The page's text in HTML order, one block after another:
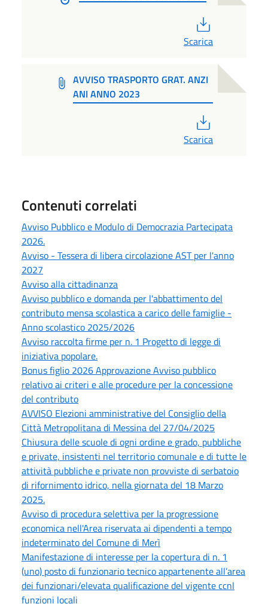
Scarica
AVVISO TRASPORTO GRAT. ANZI
ANI ANNO 2023
Scarica
Contenuti correlati
Avviso Pubblico e Modulo di Democrazia Partecipata
2026.
Avviso - Tessera di libera circolazione AST per l'anno
2027
Avviso alla cittadinanza
Avviso pubblico e domanda per l'abbattimento del
contributo mensa scolastica a carico delle famiglie -
Anno scolastico 2025/2026
Avviso raccolta firme per n. 1 Progetto di legge di
iniziativa popolare.
Bonus figlio 2026 Approvazione Avviso pubblico
relativo ai criteri e alle procedure per la concessione
del contributo
AVVISO Elezioni amministrative del Consiglio della
Città Metropolitana di Messina del 27/04/2025
Chiusura delle scuole di ogni ordine e grado, pubbliche
e private, insistenti nel territorio comunale e di tutte le
attività pubbliche e private non provviste di serbatoio
di rifornimento idrico, nella giornata del 18 Marzo
2025.
Avviso di procedura selettiva per la progressione
economica nell'Area riservata ai dipendenti a tempo
indeterminato del Comune di Merì
Manifestazione di interesse per la copertura di n. 1
(uno) posto di funzionario tecnico appartenente all’area
dei funzionari/elevata qualificazione del vigente ccnl
funzioni locali